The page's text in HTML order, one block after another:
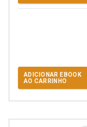
ADICIONAR EBOOK
AO CARRINHO